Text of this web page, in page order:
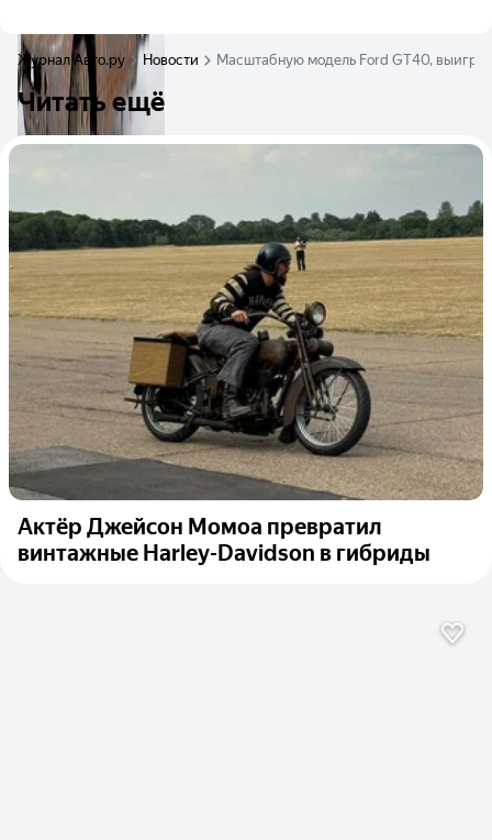
Журнал Авто.ру Новости Масштабную модель Ford GT40,
Читать ещё
Актёр Джейсон Момоа превратил
винтажные Harley-Davidson в гибриды